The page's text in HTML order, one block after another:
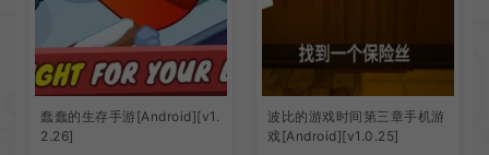
蠢蠢的生存手游[Android][v1.
2.26]
波比的游戏时间第三章手机游
戏[Android][v1.0.25]